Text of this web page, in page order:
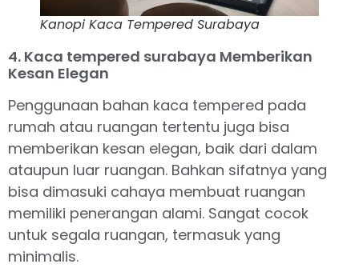
Kanopi Kaca Tempered Surabaya
4. Kaca tempered surabaya Memberikan
Kesan Elegan
Penggunaan bahan kaca tempered pada
rumah atau ruangan tertentu juga bisa
memberikan kesan elegan, baik dari dalam
ataupun luar ruangan. Bahkan sifatnya yang
bisa dimasuki cahaya membuat ruangan
memiliki penerangan alami. Sangat cocok
untuk segala ruangan, termasuk yang
minimalis.